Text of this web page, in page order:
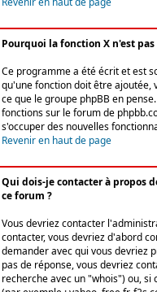
Pourquoi la fonction X n'est
Ce programme a été écrit et est
qu'une fonction doit être ajoutée,
ce que le groupe phpBB en
fonctions sur le forum de
s'occuper des nouvelles
Revenir en haut de page
Qui dois-je contacter à propos
ce forum ?
Vous devriez contacter
contacter, vous devriez d'abord
demander avec qui vous devriez
pas de réponse, vous devriez
recherche avec un "whois") ou,